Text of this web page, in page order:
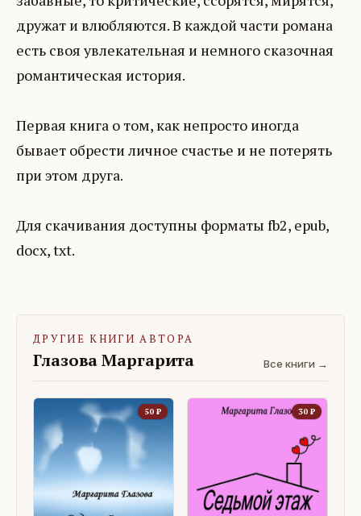
дружат и влюбляются. В каждой части романа
есть своя увлекательная и немного сказочная
романтическая история.
Первая книга о том, как непросто иногда
бывает обрести личное счастье и не потерять
при этом друга.
Для скачивания доступны форматы fb2, epub,
docx, txt.
ДРУГИЕ КНИГИ АВТОРА
Глазова Маргарита Все книги →
50 ₽ 30 ₽